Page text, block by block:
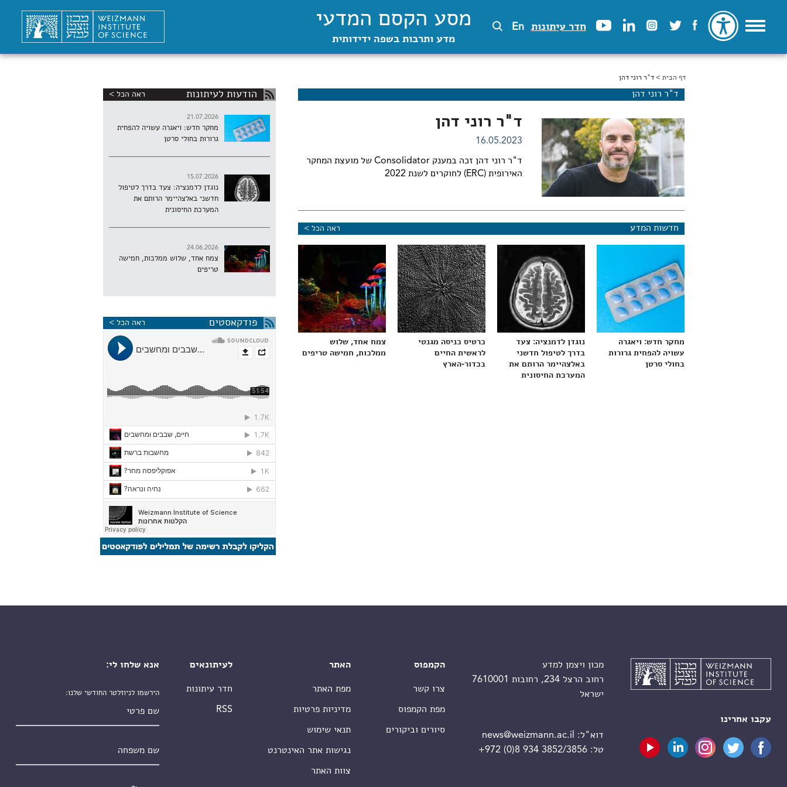
חדר עיתונות En מסע הקסם המדעי
מדע ותרבות בשפה ידידותית
הינך נמצא כאן
דף הבית > ד"ר רוני דהן
ד"ר רוני דהן
ד"ר רוני דהן
16.05.2023
ד"ר רוני דהן זכה במענק Consolidator של מועצת המחקר
האירופית (ERC) לחוקרים לשנת 2022
חדשות המדע ראה הכל >
מחקר חדש: ויאגרה
עשויה להפחית גרורות
בחולי סרטן
נוגדן לדמנציה: צעד
בדרך לטיפול חדשני
באלצהיימר הרותם את
המערכת החיסונית
כרטיס כניסה מגנטי
לראשית החיים
בכדור-הארץ
צמח אחד, שלוש
ממלכות, חמישה טריפים
הודעות לעיתונות ראה הכל >
21.07.2026
מחקר חדש: ויאגרה עשויה להפחית
גרורות בחולי סרטן
15.07.2026
נוגדן לדמנציה: צעד בדרך לטיפול
חדשני באלצהיימר הרותם את
המערכת החיסונית
24.06.2026
צמח אחד, שלוש ממלכות, חמישה
טריפים
פודקאסטים ראה הכל >
עקבו אחרינו
מכון ויצמן למדע
רחוב הרצל 234, רחובות 7610001
ישראל
דוא"ל:
news@weizmann.ac.il
טל:+972 (0)8 934 3852/3856
הקמפוס
צרו קשר
מפת הקמפוס
סיורים וביקורים
האתר
מפת האתר
מדיניות פרטיות
תנאי שימוש
נגישות אתר האינטרנט
צוות האתר
לעיתונאים
חדר עיתונות
RSS
אנא שלחו לי:
הירשמו לניוזלטר החודשי שלנו: